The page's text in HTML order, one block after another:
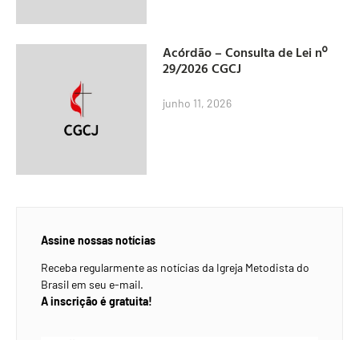
Acórdão – Consulta de Lei nº
29/2026 CGCJ
junho 11, 2026
Assine nossas notícias
Receba regularmente as notícias da Igreja Metodista do
Brasil em seu e-mail.
A inscrição é gratuita!